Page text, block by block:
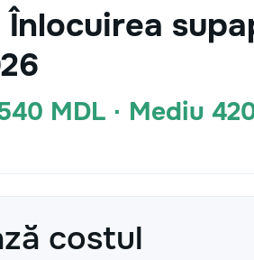
Înlocuirea
MDL · Mediu
costul